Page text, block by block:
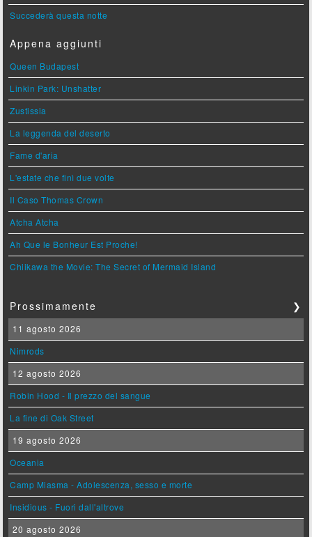
Succederà questa notte
Appena aggiunti
Queen Budapest
Linkin Park: Unshatter
Zustissia
La leggenda del deserto
Fame d'aria
L'estate che finì due volte
Il Caso Thomas Crown
Atcha Atcha
Ah Que le Bonheur Est Proche!
Chiikawa the Movie: The Secret of Mermaid Island
Prossimamente ❯
11 agosto 2026
Nimrods
12 agosto 2026
Robin Hood - Il prezzo del sangue
La fine di Oak Street
19 agosto 2026
Oceania
Camp Miasma - Adolescenza, sesso e morte
Insidious - Fuori dall'altrove
20 agosto 2026